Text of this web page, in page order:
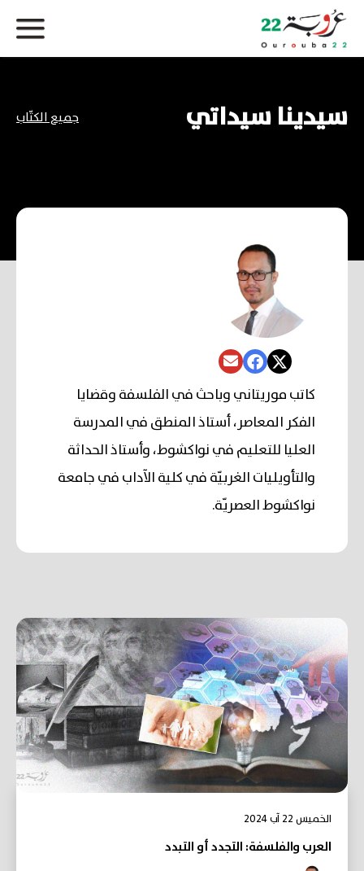
سيدينا سيداتي جميع الكتّاب
كاتب موريتاني وباحث في الفلسفة وقضايا
الفكر المعاصر، أستاذ المنطق في المدرسة
العليا للتعليم في نواكشوط، وأستاذ الحداثة
والتأويليات الغربيّة في كلية الآداب في جامعة
نواكشوط العصريّة.
الخميس 22 آب 2024
العرب والفلسفة: التجدد أو التبدد